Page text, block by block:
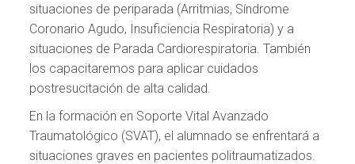
situaciones de periparada (Arritmias, Síndrome
Coronario Agudo, Insuficiencia Respiratoria) y a
situaciones de Parada Cardiorespiratoria. También
los capacitaremos para aplicar cuidados
postresucitación de alta calidad.
En la formación en Soporte Vital Avanzado
Traumatológico (SVAT), el alumnado se enfrentará a
situaciones graves en pacientes politraumatizados.